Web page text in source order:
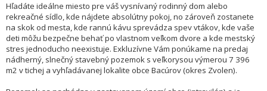
Hľadáte ideálne miesto pre váš vysnívaný rodinný dom alebo
rekreačné sídlo, kde nájdete absolútny pokoj, no zároveň zostanete
na skok od mesta, kde rannú kávu sprevádza spev vtákov, kde vaše
deti môžu bezpečne behať po vlastnom veľkom dvore a kde mestský
stres jednoducho neexistuje. Exkluzívne Vám ponúkame na predaj
nádherný, slnečný stavebný pozemok s veľkorysou výmerou 7 396
m2 v tichej a vyhľadávanej lokalite obce Bacúrov (okres Zvolen).